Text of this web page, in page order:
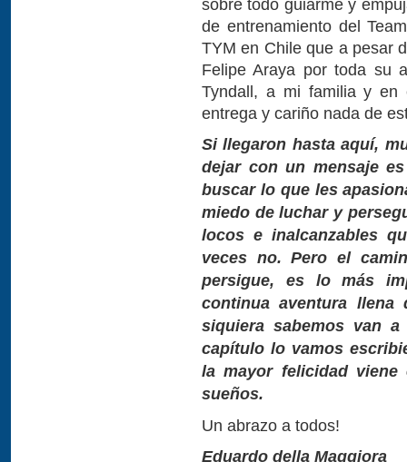
sobre todo guiarme y
de entrenamiento del
TYM en Chile que a pesar
Felipe Araya por toda su
Tyndall, a mi familia y en
entrega y cariño nada de
Si llegaron hasta aquí,
dejar con un mensaje
buscar lo que les
miedo de luchar y
locos e inalcanzables
veces no. Pero el
persigue, es lo más
continua aventura
siquiera sabemos van
capítulo lo vamos
la mayor felicidad
sueños.
Un abrazo a todos!
Eduardo della Maggiora